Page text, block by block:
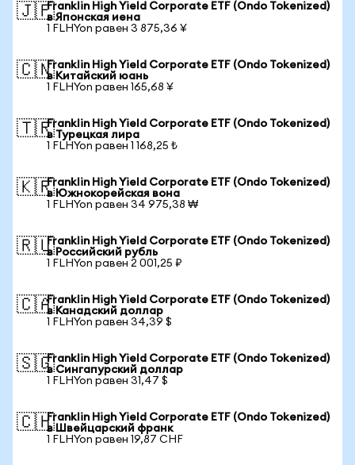
🇯🇵Franklin High Yield Corporate ETF (Ondo Tokenized)
в Японская иена
1 FLHYon равен 3 875,36 ¥
🇨🇳Franklin High Yield Corporate ETF (Ondo Tokenized)
в Китайский юань
1 FLHYon равен 165,68 ¥
🇹🇷Franklin High Yield Corporate ETF (Ondo Tokenized)
в Турецкая лира
1 FLHYon равен 1 168,25 ₺
🇰🇷Franklin High Yield Corporate ETF (Ondo Tokenized)
в Южнокорейская вона
1 FLHYon равен 34 975,38 ₩
🇷🇺Franklin High Yield Corporate ETF (Ondo Tokenized)
в Российский рубль
1 FLHYon равен 2 001,25 ₽
🇨🇦Franklin High Yield Corporate ETF (Ondo Tokenized)
в Канадский доллар
1 FLHYon равен 34,39 $
🇸🇬Franklin High Yield Corporate ETF (Ondo Tokenized)
в Сингапурский доллар
1 FLHYon равен 31,47 $
🇨🇭Franklin High Yield Corporate ETF (Ondo Tokenized)
в Швейцарский франк
1 FLHYon равен 19,87 CHF